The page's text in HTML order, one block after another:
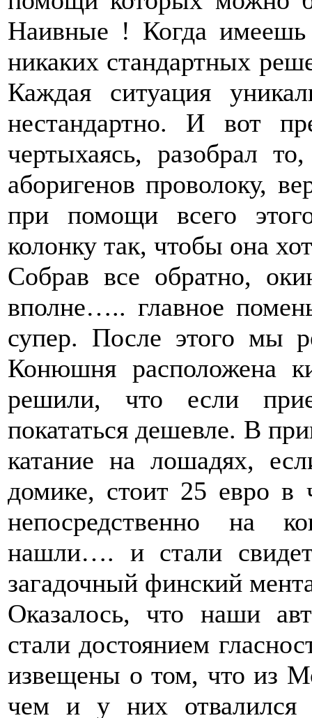
Наивные ! Когда имеешь
никаких стандартных
Каждая ситуация
нестандартно. И вот
чертыхаясь, разобрал
аборигенов проволоку,
при помощи всего
колонку так, чтобы она
Собрав все обратно,
вполне….. главное
супер. После этого мы
Конюшня расположена
решили, что если
покататься дешевле. В
катание на лошадях,
домике, стоит 25 евро в
непосредственно
нашли…. и стали
загадочный финский
Оказалось, что наши
стали достоянием
извещены о том, что из
чем и у них отвалился